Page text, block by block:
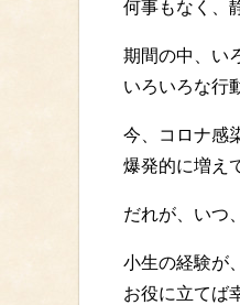
何事もなく、
期間の中、い
いろいろな行
今、コロナ感
爆発的に増え
だれが、いつ
小生の経験が
お役に立てば